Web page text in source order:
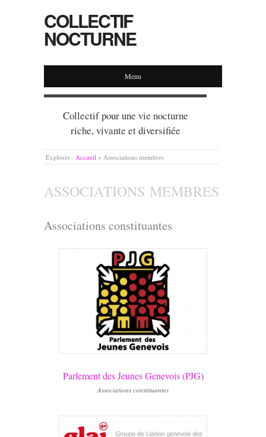
COLLECTIF
NOCTURNE
Menu
Collectif pour une vie nocturne
riche, vivante et diversifiée
Explorer : Accueil » Associations membres
ASSOCIATIONS MEMBRES
Associations constituantes
Parlement des Jeunes Genevois (PJG)
Associations constituantes